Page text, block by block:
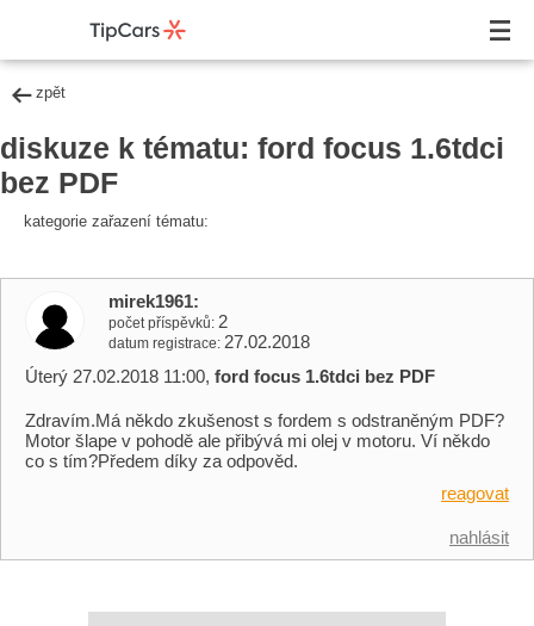
zpět
diskuze k tématu: ford focus 1.6tdci
bez PDF
kategorie zařazení tématu:
mirek1961
počet příspěvků 2
datum registrace 27.02.2018
Úterý 27.02.2018 11:00, ford focus 1.6tdci bez PDF
Zdravím.Má někdo zkušenost s fordem s odstraněným PDF?
Motor šlape v pohodě ale přibývá mi olej v motoru. Ví někdo
co s tím?Předem díky za odpověd.
reagovat
nahlásit